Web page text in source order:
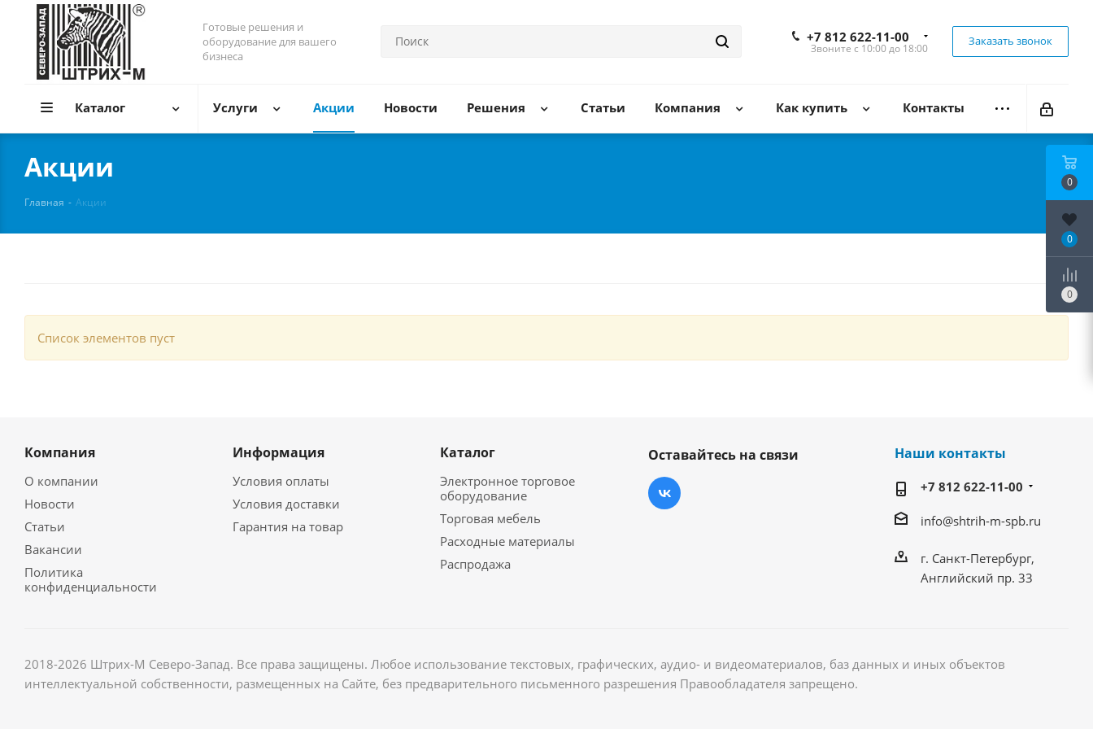
Готовые решения и
оборудование для вашего
бизнеса
+7 812 622-11-00
Звоните с 10:00 до 18:00
Заказать звонок
Каталог Услуги Акции Новости Решения Статьи Компания Как купить Контакты
Акции
Главная - Акции
Список элементов пуст
Компания
О компании
Новости
Статьи
Вакансии
Политика
конфиденциальности
Информация
Условия оплаты
Условия доставки
Гарантия на товар
Каталог
Электронное торговое
оборудование
Торговая мебель
Расходные материалы
Распродажа
Оставайтесь на связи Наши контакты
+7 812 622-11-00
info@shtrih-m-spb.ru
г. Санкт-Петербург,
Английский пр. 33
2018-2026 Штрих-М Северо-Запад. Все права защищены. Любое использование текстовых, графических, аудио- и видеоматериалов, баз данных и иных объектов
интеллектуальной собственности, размещенных на Сайте, без предварительного письменного разрешения Правообладателя запрещено.
0
0
0